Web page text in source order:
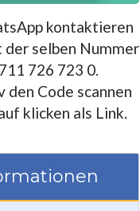
kontaktieren
der selben Nummer
726 723 0.
Code scannen
klicken als Link.